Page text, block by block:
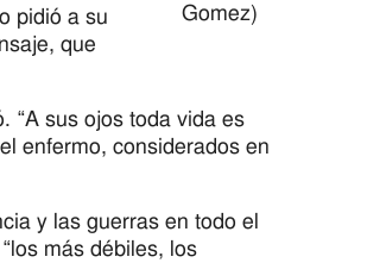
Gomez)
pidió a su
que
“A sus ojos toda vida es
enfermo, considerados en
y las guerras en todo el
más débiles, los